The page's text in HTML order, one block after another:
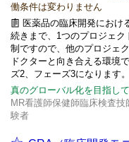
働条件は変わりません
医薬品の臨床開発におけ
続きまで、1つのプロジェ
制ですので、他のプロジェ
ドクターと向き合える環境
ズ2、フェーズ3になります
真のグローバル化を目指して
MR看護師保健師臨床検査
験者